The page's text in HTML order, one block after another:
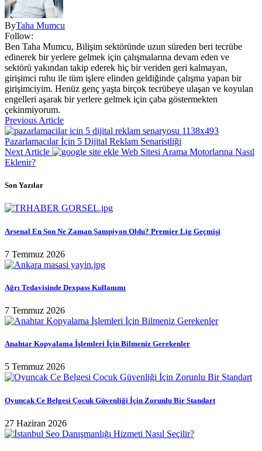
ByTaha Mumcu
Follow:
Ben Taha Mumcu, Bilişim sektöründe uzun süreden beri tecrübe
edinerek bir yerlere gelmek için çalışmalarına devam eden ve
sektörü yakından takip ederek hiç bir veriden geri kalmayan,
girişimci ruhu ile tüm işlere elinden geldiğinde çalışma yapan bir
girişimciyim. Henüz genç yaşta birçok tecrübeye ulaşan ve koyulan
engelleri aşarak bir yerlere gelmek için çaba göstermekten
çekinmiyorum.
Previous Article
Pazarlamacılar İçin 5 Dijital Reklam Senaristliği
Next Article
Web Sitesi Arama Motorlarına Nasıl
Eklenir?
Son Yazılar
Arsenal En Son Ne Zaman Şampiyon Oldu? Premier Lig Geçmişi
7 Temmuz 2026
Ağrı Tedavisinde Dexpass Kullanımı
7 Temmuz 2026
Anahtar Kopyalama İşlemleri İçin Bilmeniz Gerekenler
5 Temmuz 2026
Oyuncak Ce Belgesi Çocuk Güvenliği İçin Zorunlu Bir Standart
27 Haziran 2026